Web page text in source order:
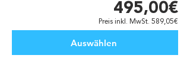
495,00€
Preis inkl. MwSt. 589,05€
Auswählen